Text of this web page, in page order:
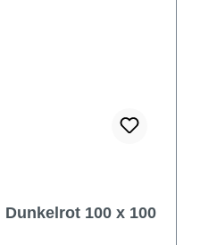
100 x 100